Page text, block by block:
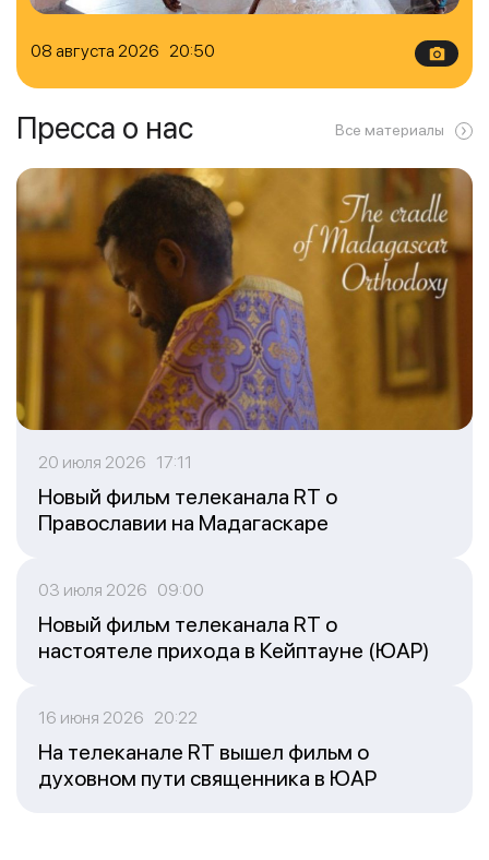
08 августа 2026 20:50
Пресса о нас Все материалы
20 июля 2026 17:11
Новый фильм телеканала RT о
Православии на Мадагаскаре
03 июля 2026 09:00
Новый фильм телеканала RT о
настоятеле прихода в Кейптауне (ЮАР)
16 июня 2026 20:22
На телеканале RT вышел фильм о
духовном пути священника в ЮАР